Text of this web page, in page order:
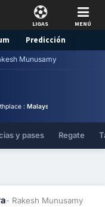
LIGAS MENÚ
Predicción
Munusamy
:Malaysia - Malaysia
y pases Regate
- Rakesh Munusamy